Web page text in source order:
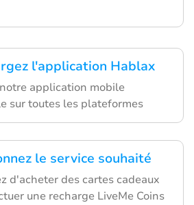
l'application Hablax
application mobile
sur toutes les plateformes
le service souhaité
d'acheter des cartes cadeaux
une recharge LiveMe Coins